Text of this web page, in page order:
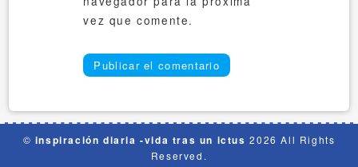
vez que comente.
© inspiración diaria -vida tras un ictus 2026 All Rights
Reserved.